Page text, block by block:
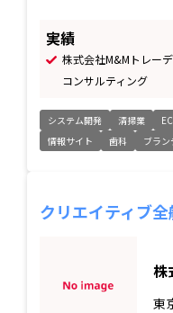
実績
株式会社M&Mトレー
コンサルティング
システム開発 清掃業
情報サイト
歯科 ブラン
クリエイティブ全
株
東